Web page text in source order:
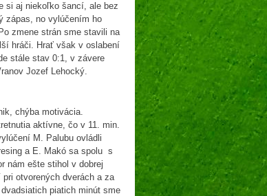
si aj niekoľko šancí, ale bez
zápas, no vylúčením ho
zmene strán sme stavili na
hráči. Hrať však v oslabení
stále stav 0:1, v závere
Jozef Lehocký.
chýba motivácia.
aktívne, čo v 11. min.
M. Palubu ovládli
a E. Makó sa spolu s
nám ešte stihol v dobrej
otvorených dverách a za
piatich minút sme